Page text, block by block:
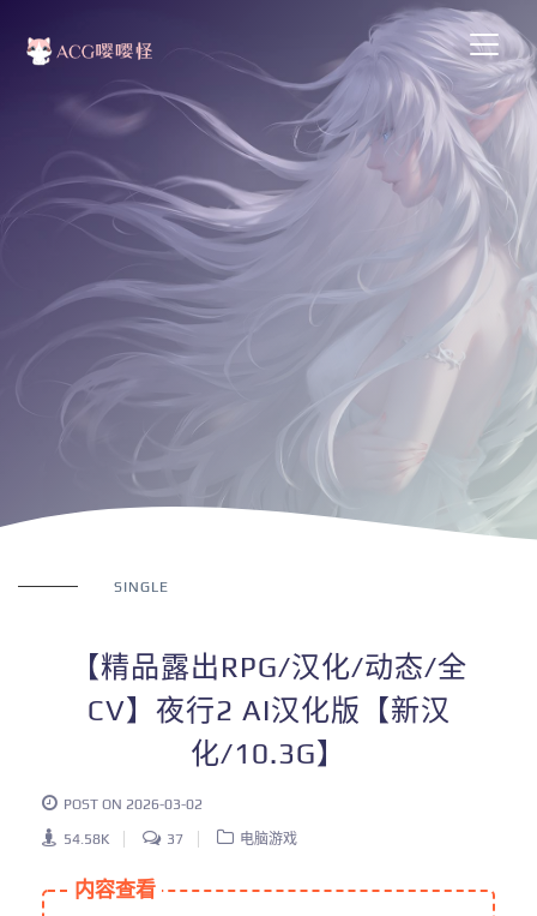
SINGLE
【精品露出RPG/汉化/动态/全
CV】夜行2 AI汉化版【新汉
化/10.3G】
POST ON 2026-03-02
54.58K 37 电脑游戏
内容查看